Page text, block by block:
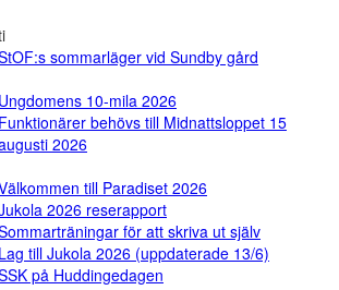
sommarläger vid Sundby gård
Ungdomens 10-mila 2026
Funktionärer behövs till Midnattsloppet 15
2026
till Paradiset 2026
2026 reserapport
för att skriva ut själv
Lag till Jukola 2026 (uppdaterade 13/6)
på Huddingedagen